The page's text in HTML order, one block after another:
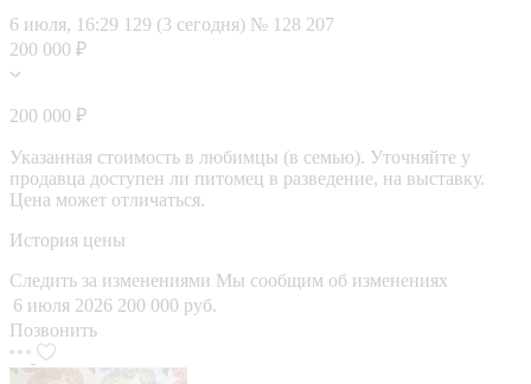
6 июля, 16:29 129 (3 сегодня) № 128 207
200 000 ₽
200 000 ₽
Указанная стоимость в любимцы (в семью). Уточняйте у
продавца доступен ли питомец в разведение, на выставку.
Цена может отличаться.
История цены
Следить за изменениями Мы сообщим об изменениях
6 июля 2026 200 000 руб.
Позвонить